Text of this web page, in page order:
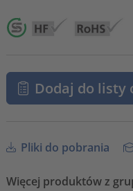
Dodaj do listy
Pliki do pobrania
Więcej produktów z